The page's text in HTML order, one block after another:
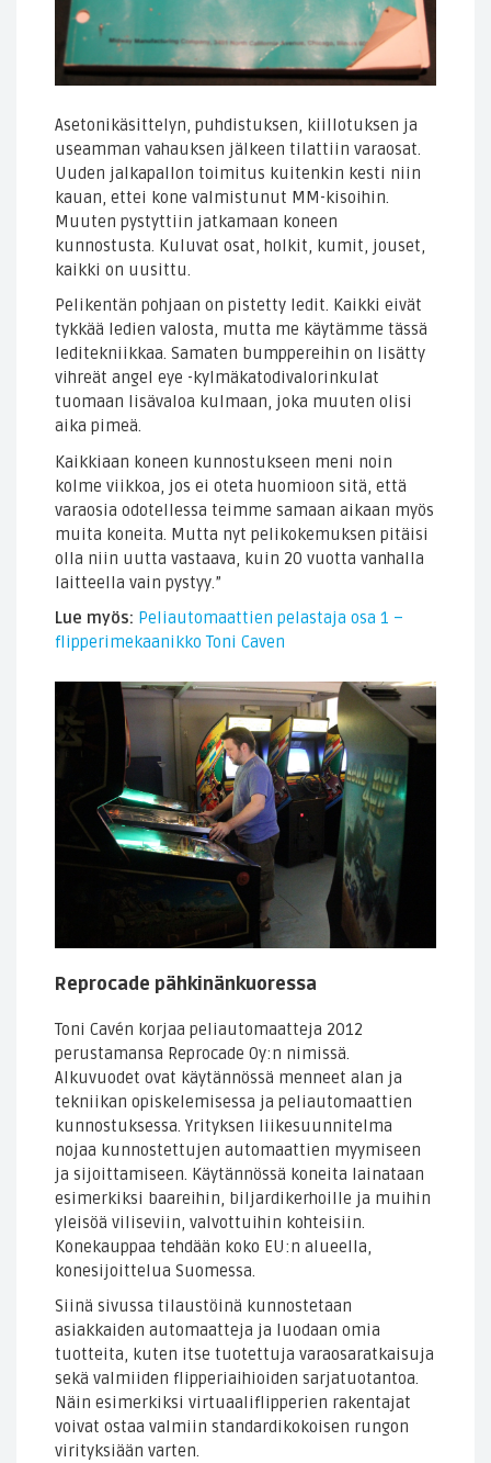
Asetonikäsittelyn, puhdistuksen, kiillotuksen ja
useamman vahauksen jälkeen tilattiin varaosat.
Uuden jalkapallon toimitus kuitenkin kesti niin
kauan, ettei kone valmistunut MM-kisoihin.
Muuten pystyttiin jatkamaan koneen
kunnostusta. Kuluvat osat, holkit, kumit, jouset,
kaikki on uusittu.
Pelikentän pohjaan on pistetty ledit. Kaikki eivät
tykkää ledien valosta, mutta me käytämme tässä
leditekniikkaa. Samaten bumppereihin on lisätty
vihreät angel eye -kylmäkatodivalorinkulat
tuomaan lisävaloa kulmaan, joka muuten olisi
aika pimeä.
Kaikkiaan koneen kunnostukseen meni noin
kolme viikkoa, jos ei oteta huomioon sitä, että
varaosia odotellessa teimme samaan aikaan myös
muita koneita. Mutta nyt pelikokemuksen pitäisi
olla niin uutta vastaava, kuin 20 vuotta vanhalla
laitteella vain pystyy.”
Lue myös: Peliautomaattien pelastaja osa 1 –
flipperimekaanikko Toni Caven
Reprocade pähkinänkuoressa
Toni Cavén korjaa peliautomaatteja 2012
perustamansa Reprocade Oy:n nimissä.
Alkuvuodet ovat käytännössä menneet alan ja
tekniikan opiskelemisessa ja peliautomaattien
kunnostuksessa. Yrityksen liikesuunnitelma
nojaa kunnostettujen automaattien myymiseen
ja sijoittamiseen. Käytännössä koneita lainataan
esimerkiksi baareihin, biljardikerhoille ja muihin
yleisöä viliseviin, valvottuihin kohteisiin.
Konekauppaa tehdään koko EU:n alueella,
konesijoittelua Suomessa.
Siinä sivussa tilaustöinä kunnostetaan
asiakkaiden automaatteja ja luodaan omia
tuotteita, kuten itse tuotettuja varaosaratkaisuja
sekä valmiiden flipperiaihioiden sarjatuotantoa.
Näin esimerkiksi virtuaaliflipperien rakentajat
voivat ostaa valmiin standardikokoisen rungon
virityksiään varten.